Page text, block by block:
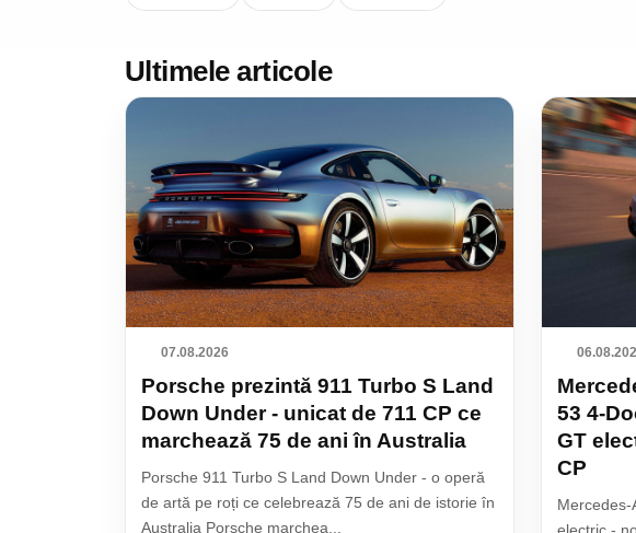
Ultimele articole
07.08.2026
Porsche prezintă 911 Turbo S Land
Down Under - unicat de 711 CP ce
marchează 75 de ani în Australia
Porsche 911 Turbo S Land Down Under - o operă
de artă pe roți ce celebrează 75 de ani de istorie în
Australia Porsche marchea...
53 4-
GT
CP